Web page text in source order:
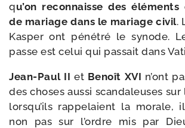
qu’on recon­naisse des
de mariage dans le mariage civil.
Kasper ont péné­tré le synode.
passe est celui qui pas­sait dans
Jean-​Paul II et Benoît XVI n’ont
des choses aus­si scan­da­leuses
lors­qu’ils rap­pe­laient la morale,
non pas sur l’ordre mis par